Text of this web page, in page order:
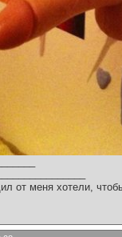
от меня хотели,